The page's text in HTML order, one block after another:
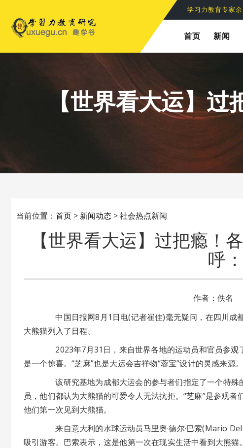
学习力教育专家
首页 新闻
【世界看大运】
当前位置： 首页 > 新闻动态 >社会热点新闻
【世界看大运】过把瘾！
呼
作者：佚名
中国日报网8月1日电(记者崔佳)毫无疑问，在四川成
大熊猫列入了日程。
2023年7月31日，来自世界各地的运动员和官员参观
是一个惊喜。“芝麻”也是大运会吉祥物“蓉宝”设计的灵感来源。
该研究基地为成都大运会的参与者们指定了一个特殊
员，他们都认为大熊猫的可爱令人无法抗拒。“芝麻”是参观
他们第一次见到大熊猫。
来自意大利的水球运动员马里奥·德尔·巴索(Mario
吸引游客。巴索表示，这是他第一次在现实生活中看到大熊